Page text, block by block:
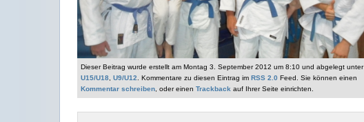
Dieser Beitrag wurde erstellt am Montag 3. September 2012 um 8:10 und abgelegt unter
U15/U18 U9/U12 . Kommentare zu diesen Eintrag im RSS 2.0 Feed. Sie können einen
Kommentar schreiben , oder einen Trackback auf Ihrer Seite einrichten.